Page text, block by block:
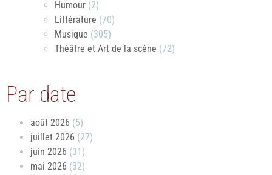
Humour (2)
Littérature (70)
Musique (305)
Théâtre et Art de la scène (72)
Par date
août 2026 (5)
juillet 2026 (27)
juin 2026 (31)
mai 2026 (32)